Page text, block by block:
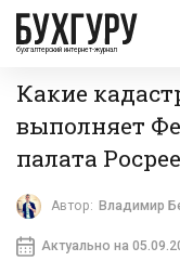
бухгалтерский интернет-журнал
Какие
выполняет
палата
Автор: Владимир
Актуально на